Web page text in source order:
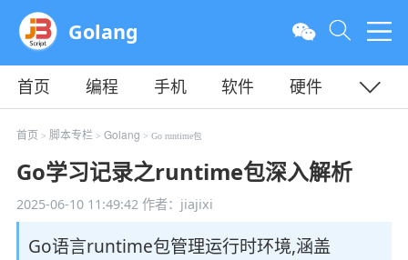
Golang
首页 编程 手机 软件
硬件
教程
平面 服务器
首页 > 脚本专栏> Golang > Go runtime包
Go学习记录之runtime包深入解析
2025-06-10 11:49:42作者：jiajixi
Go语言runtime包管理运行时环境,涵盖